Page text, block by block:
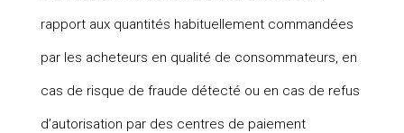
rapport aux quantités habituellement commandées
par les acheteurs en qualité de consommateurs, en
cas de risque de fraude détecté ou en cas de refus
d’autorisation par des centres de paiement